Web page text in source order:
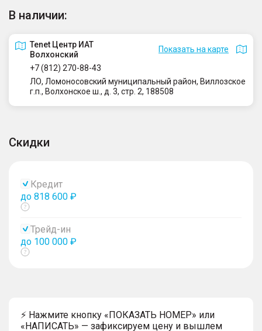
В наличии:
Tenet Центр ИАТ
Волхонский
Показать на карте
+7 (812) 270-88-43
ЛО, Ломоносовский муниципальный район, Виллозское
г.п., Волхонское ш., д. 3, стр. 2, 188508
Скидки
Кредит
до 818 600 ₽
Показать
Трейд-ин
до 100 000 ₽
Показать
⚡ Нажмите кнопку «ПОКАЗАТЬ НОМЕР» или
«НАПИСАТЬ» — зафиксируем цену и вышлем